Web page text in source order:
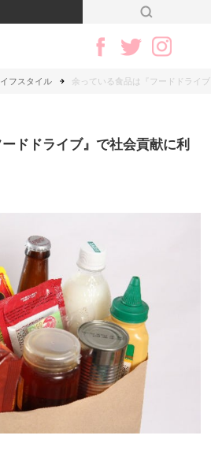
フスタイル 余っている食品は『フードドライ
ドドライブ』で社会貢献に利